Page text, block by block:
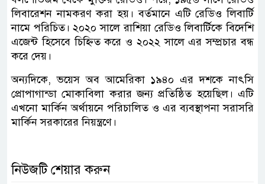
লিবারেশন নামকরণ করা হয়। বর্তমানে এটি রেডিও লিবার্টি
নামে পরিচিত। ২০২০ সালে রাশিয়া রেডিও লিবার্টিকে বিদেশি
এজেন্ট হিসেবে চিহ্নিত করে ও ২০২২ সালে এর সম্প্রচার বন্ধ
করে দেয়।
অন্যদিকে, ভয়েস অব আমেরিকা ১৯৪০ এর দশকে নাৎসি
প্রোপাগান্ডা মোকাবিলা করার জন্য প্রতিষ্ঠিত হয়েছিল। এটি
এখনো মার্কিন অর্থায়নে পরিচালিত ও এর ব্যবস্থাপনা সরাসরি
মার্কিন সরকারের নিয়ন্ত্রণে।
নিউজটি শেয়ার করুন